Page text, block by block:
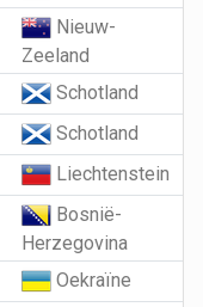
Nieuw-
Zeeland
Schotland
Schotland
Liechtenstein
Bosnië-
Herzegovina
Oekraïne